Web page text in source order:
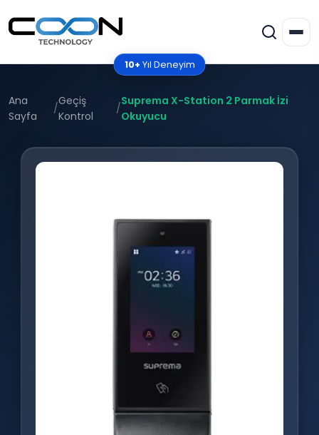
10+ Yıl Deneyim
Ana
Sayfa
/
Geçiş
Kontrol
/
Suprema X-Station 2 Parmak İzi
Okuyucu